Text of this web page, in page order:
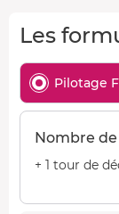
Les
Pilotage
Nombre
+ 1 tour de